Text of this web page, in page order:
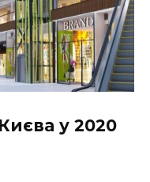
у 2020